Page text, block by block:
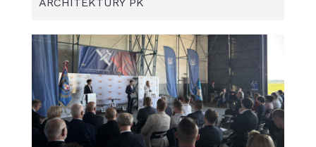
ARCHITEKTURY PK